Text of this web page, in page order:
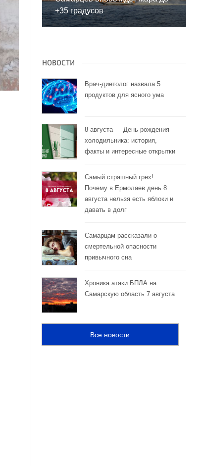
+35 градусов
НОВОСТИ
Врач-диетолог назвала 5
продуктов для ясного ума
8 августа — День рождения
холодильника: история,
факты и интересные открытки
Самый страшный грех!
Почему в Ермолаев день 8
августа нельзя есть яблоки и
давать в долг
Самарцам рассказали о
смертельной опасности
привычного сна
Хроника атаки БПЛА на
Самарскую область 7 августа
Все новости